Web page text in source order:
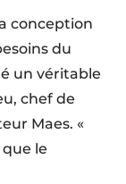
conception
du
un véritable
chef de
Maes. «
le